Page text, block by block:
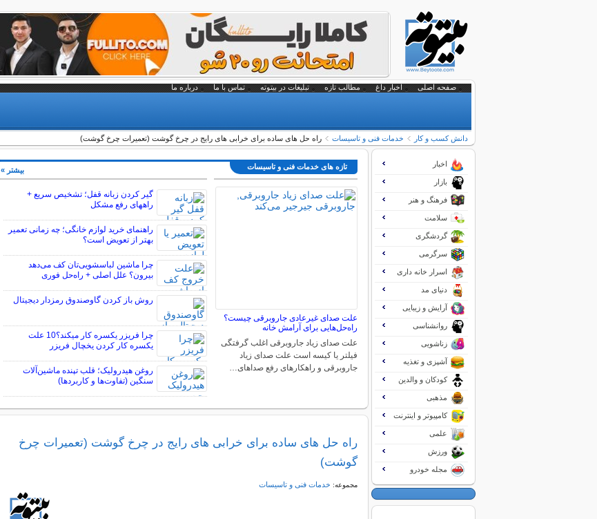
صفحه اصلی اخبار داغ مطالب تازه تبلیغات در بیتوته تماس با ما درباره ما
دانش کسب و کار خدمات فنی و تاسیسات راه حل های ساده برای خرابی های رایج در چرخ گوشت (تعمیرات چرخ گوشت)
تازه های خدمات فنی و تاسیسات
علت صدای غیرعادی جاروبرقی چیست؟
راه‌حل‌هایی برای آرامش خانه
علت صدای زیاد جاروبرقی اغلب گرفتگی
فیلتر یا کیسه است علت صدای زیاد
جاروبرقی و راهکارهای رفع صداهای…
گیر کردن زبانه قفل؛ تشخیص سریع +
راههای رفع مشکل
راهنمای خرید لوازم خانگی؛ چه زمانی تعمیر
بهتر از تعویض است؟
چرا ماشین لباسشویی‌تان کف می‌دهد
بیرون؟ علل اصلی + راه‌حل فوری
روش باز کردن گاوصندوق رمزدار دیجیتال
چرا فریزر یکسره کار میکند؟10 علت
یکسره کار کردن یخچال فریزر
روغن هیدرولیک؛ قلب تپنده ماشین‌آلات
سنگین (تفاوت‌ها و کاربردها)
بیشتر »
راه حل های ساده برای خرابی های رایج در چرخ گوشت (تعمیرات چرخ
گوشت)
مجموعه: خدمات فنی و تاسیسات
اخبار
بازار
فرهنگ و هنر
سلامت
گردشگری
سرگرمی
اسرار خانه داری
دنیای مد
آرایش و زیبایی
روانشناسی
زناشویی
آشپزی و تغذیه
کودکان و والدین
مذهبی
کامپیوتر و اینترنت
علمی
ورزش
مجله خودرو